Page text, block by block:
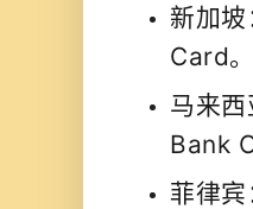
新加坡
Card。
马来
Bank
菲律